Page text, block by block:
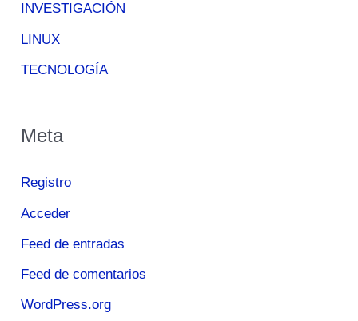
INVESTIGACIÓN
LINUX
TECNOLOGÍA
Meta
Registro
Acceder
Feed de entradas
Feed de comentarios
WordPress.org